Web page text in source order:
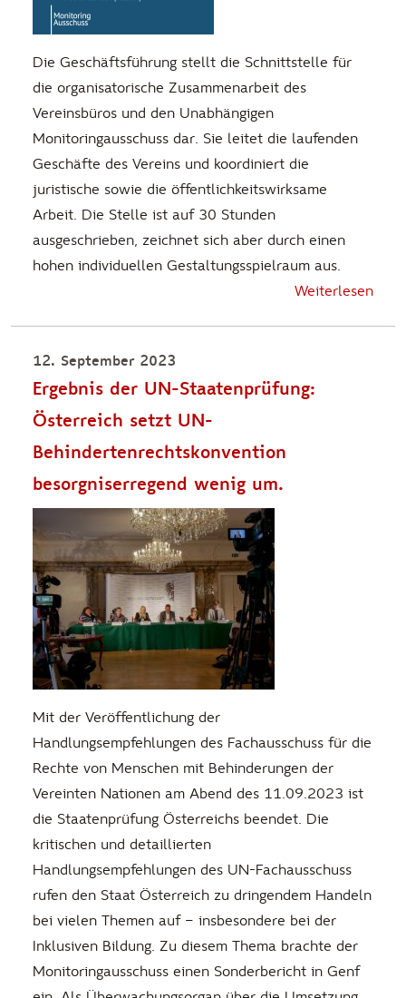
Die Geschäftsführung stellt die Schnittstelle für
die organisatorische Zusammenarbeit des
Vereinsbüros und den Unabhängigen
Monitoringausschuss dar. Sie leitet die laufenden
Geschäfte des Vereins und koordiniert die
juristische sowie die öffentlichkeitswirksame
Arbeit. Die Stelle ist auf 30 Stunden
ausgeschrieben, zeichnet sich aber durch einen
hohen individuellen Gestaltungsspielraum aus.
Weiterlesen
12. September 2023
Ergebnis der UN-Staatenprüfung:
Österreich setzt UN-
Behindertenrechtskonvention
besorgniserregend wenig um.
Mit der Veröffentlichung der
Handlungsempfehlungen des Fachausschuss für die
Rechte von Menschen mit Behinderungen der
Vereinten Nationen am Abend des 11.09.2023 ist
die Staatenprüfung Österreichs beendet. Die
kritischen und detaillierten
Handlungsempfehlungen des UN-Fachausschuss
rufen den Staat Österreich zu dringendem Handeln
bei vielen Themen auf – insbesondere bei der
Inklusiven Bildung. Zu diesem Thema brachte der
Monitoringausschuss einen Sonderbericht in Genf